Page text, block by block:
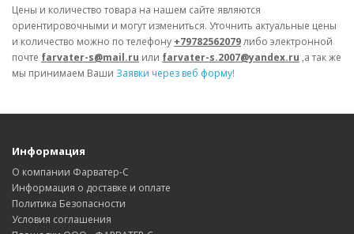
Цены и количество товара на нашем сайте являются
ориентировочными и могут измениться. Уточнить актуальные цены
и количество можно по телефону +79782562079либо электронной
почте farvater-s@mail.ru или farvater-s.2007@yandex.ru ,а так же
мы принимаем Ваши Заявки через веб форму!
Информация
О компании Фарватер-С
Информация о доставке и оплате
Политика Безопасности
Условия соглашения